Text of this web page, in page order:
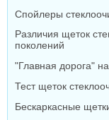
Спойлеры
Различия щеток
поколений
"Главная дорога"
Тест щеток
Бескаркасные